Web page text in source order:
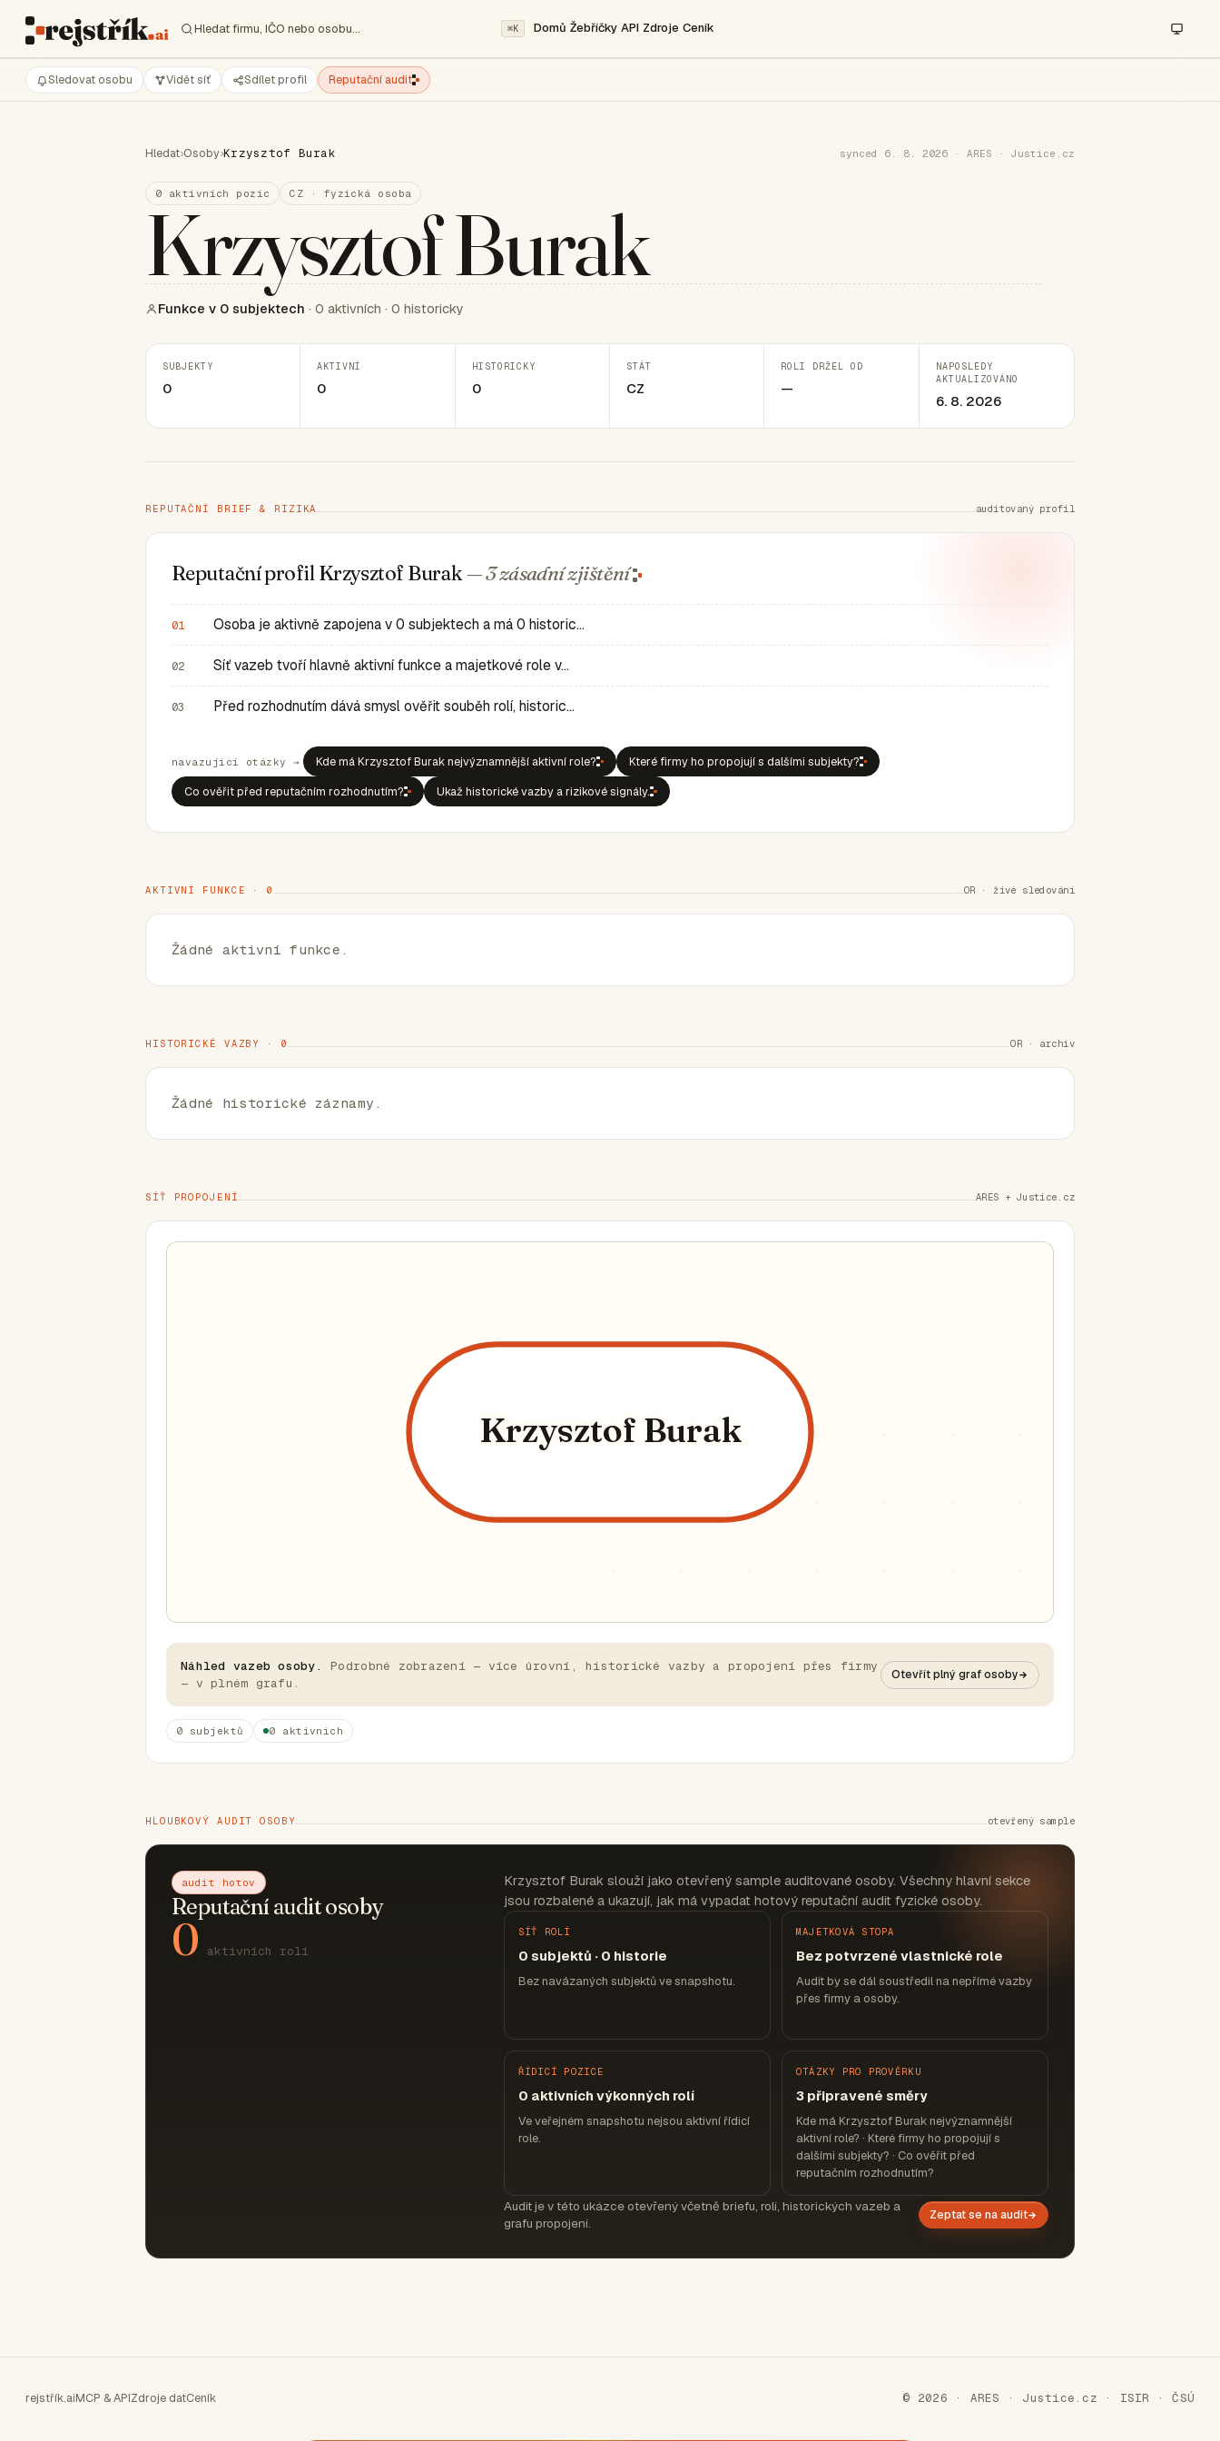
Hledat firmu, IČO nebo osobu… ⌘K Domů Žebříčky API Zdroje Ceník
Sledovat osobu Vidět síť Sdílet profil Reputační audit
Hledat›Osoby›Krzysztof Burak synced 6. 8. 2026 · ARES · Justice.cz
0 aktivních pozic CZ · fyzická osoba
Krzysztof Burak
Funkce v 0 subjektech · 0 aktivních · 0 historicky
SUBJEKTY
0
AKTIVNÍ
0
HISTORICKY
0
STÁT
CZ
ROLI DRŽEL OD
—
NAPOSLEDY
AKTUALIZOVÁNO
6. 8. 2026
REPUTAČNÍ BRIEF & RIZIKA auditovaný profil
Reputační profil Krzysztof Burak— 3 zásadnízjištění
01 Osoba je aktivně zapojena v 0 subjektech a má 0 historic…
02 Síť vazeb tvoří hlavně aktivní funkce a majetkové role v…
03 Před rozhodnutím dává smysl ověřit souběh rolí, historic…
navazující otázky → Kde má Krzysztof Burak nejvýznamnější aktivní role?
Které firmy ho propojují s dalšími subjekty?
Co ověřit před reputačním rozhodnutím?
Ukaž historické vazby a rizikové signály.
AKTIVNÍ FUNKCE · 0 OR · živé sledování
Žádné aktivní funkce.
HISTORICKÉ VAZBY · 0 OR · archiv
Žádné historické záznamy.
SÍŤ PROPOJENÍ ARES + Justice.cz
Krzysztof Burak
Náhled vazeb osoby.
Podrobné zobrazení — více úrovní, historické vazby a propojení přes firmy
— v plném grafu.
Otevřít plný graf osoby
0 subjektů 0 aktivních
HLOUBKOVÝ AUDIT OSOBY otevřený sample
audit hotov
Reputační audit osoby
0 aktivních rolí
Krzysztof Burak slouží jako otevřený sample auditované osoby. Všechny hlavní sekce
jsou rozbalené a ukazují, jak má vypadat hotový reputační audit fyzické osoby.
SÍŤ ROLÍ
0 subjektů · 0 historie
Bez navázaných subjektů ve snapshotu.
MAJETKOVÁ STOPA
Bez potvrzené vlastnické role
Audit by se dál soustředil na nepřímé vazby
přes firmy a osoby.
ŘÍDICÍ POZICE
0 aktivních výkonných rolí
Ve veřejném snapshotu nejsou aktivní řídicí
role.
OTÁZKY PRO PROVĚRKU
3 připravené směry
Kde má Krzysztof Burak nejvýznamnější
aktivní role? · Které firmy ho propojují s
dalšími subjekty? · Co ověřit před
reputačním rozhodnutím?
Audit je v této ukázce otevřený včetně briefu, rolí, historických vazeb a
grafu propojení.
Zeptat se na audit
rejstřík.aiMCP & APIZdroje datCeník © 2026 · ARES · Justice.cz · ISIR · ČSÚ